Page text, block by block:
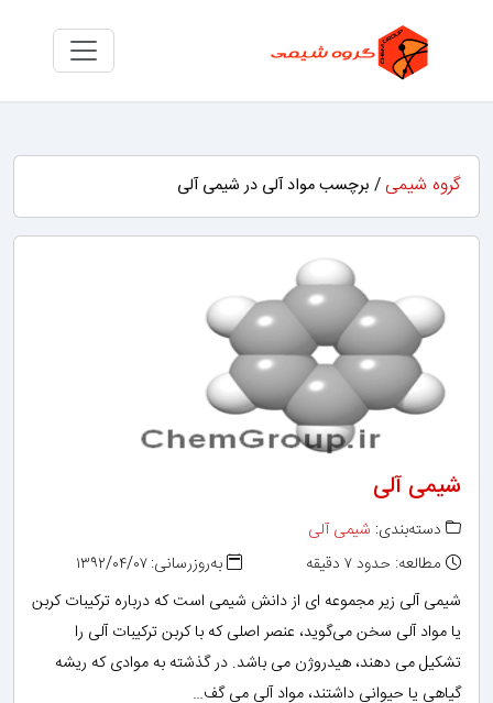
گروه شیمی / برچسب مواد آلی در شیمی آلی
شیمی آلی
دسته‌بندی: شیمی آلی
مطالعه: حدود ۷ دقیقه
به‌روزرسانی: ۱۳۹۲/۰۴/۰۷
شیمی آلی زیر مجموعه ای از دانش شیمی است که درباره ترکیبات کربن
یا مواد آلی سخن می‌گوید، عنصر اصلی که با کربن ترکیبات آلی را
تشکیل می دهند، هیدروژن می باشد. در گذشته به موادی که ریشه
گیاهی یا حیوانی داشتند، مواد آلی می گف…